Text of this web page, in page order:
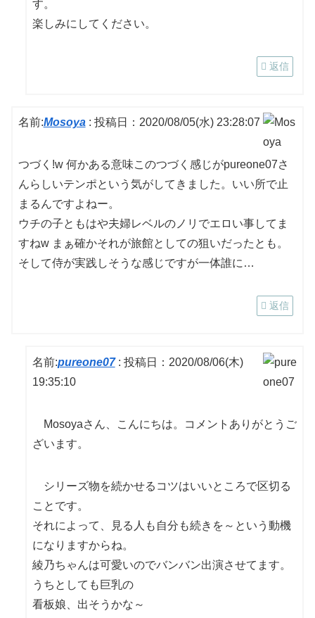
す。
楽しみにしてください。
返信
名前:Mosoya: 投稿日：2020/08/05(水) 23:28:07
つづく!w 何かある意味このつづく感じがpureone07さ
んらしいテンポという気がしてきました。いい所で止
まるんですよねー。
ウチの子ともはや夫婦レベルのノリでエロい事してま
すねw まぁ確かそれが旅館としての狙いだったとも。
そして侍が実践しそうな感じですが一体誰に…
返信
名前:pureone07: 投稿日：2020/08/06(木)
19:35:10
Mosoyaさん、こんにちは。コメントありがとうご
ざいます。
シリーズ物を続かせるコツはいいところで区切る
ことです。
それによって、見る人も自分も続きを～という動機
になりますからね。
綾乃ちゃんは可愛いのでバンバン出演させてます。
うちとしても巨乳の
看板娘、出そうかな～